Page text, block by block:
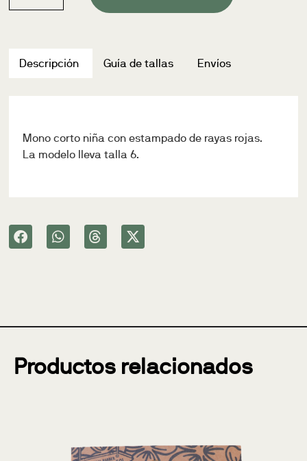
Descripción Guía de tallas Envíos
Mono corto niña con estampado de rayas rojas.
La modelo lleva talla 6.
Productos relacionados